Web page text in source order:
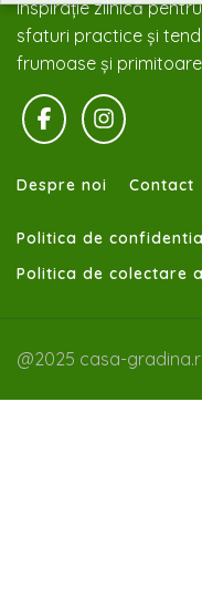
Inspirație zilnică
sfaturi practice și
frumoase și
Despre noi Contact
Politica de
Politica de colectare
@2025 casa-